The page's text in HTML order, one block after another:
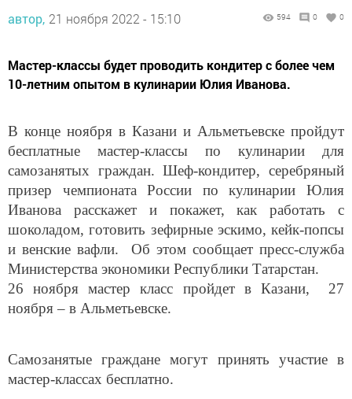
автор, 21 ноября 2022 - 15:10 594 0 0
Мастер-классы будет проводить кондитер с более чем
10-летним опытом в кулинарии Юлия Иванова.
В конце ноября в Казани и Альметьевске пройдут
бесплатные мастер-классы по кулинарии для
самозанятых граждан. Шеф-кондитер, серебряный
призер чемпионата России по кулинарии Юлия
Иванова расскажет и покажет, как работать с
шоколадом, готовить зефирные эскимо, кейк-попсы
и венские вафли. Об этом сообщает пресс-служба
Министерства экономики Республики Татарстан.
26 ноября мастер класс пройдет в Казани, 27
ноября – в Альметьевске.
Самозанятые граждане могут принять участие в
мастер-классах бесплатно.